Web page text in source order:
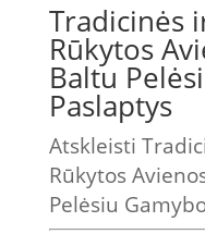
Tradicinės
Rūkytos
Baltu
Paslaptys
Atskleisti
Rūkytos
Pelėsiu